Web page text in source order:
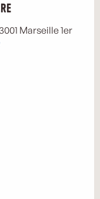
Marseille 1er